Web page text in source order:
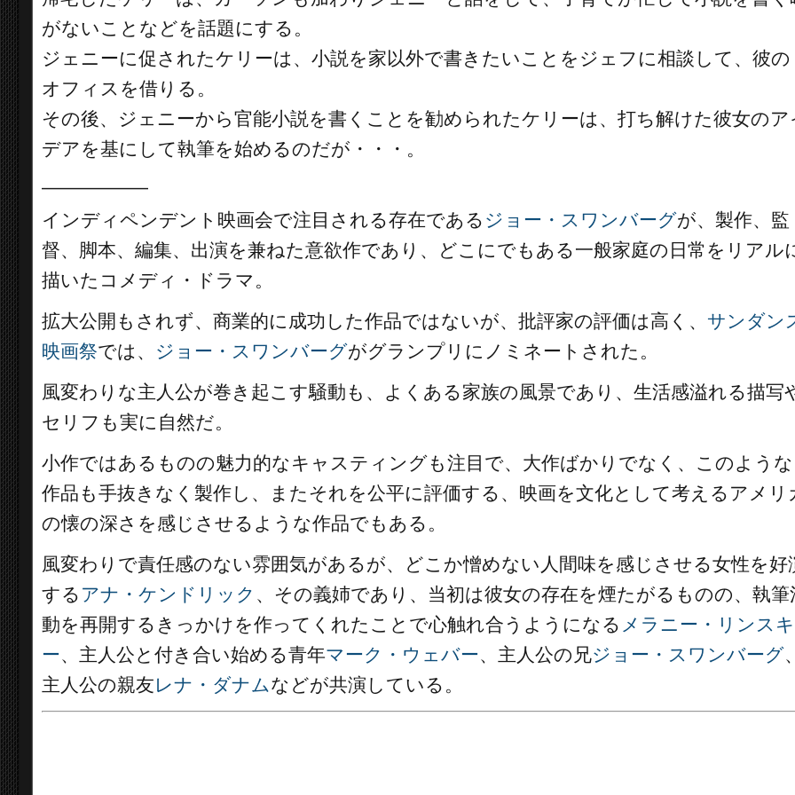
がないことなどを話題にする。
ジェニーに促されたケリーは、小説を家以外で書きたいことをジェフに相談して、彼の
オフィスを借りる。
その後、ジェニーから官能小説を書くことを勧められたケリーは、打ち解けた彼女のア
デアを基にして執筆を始めるのだが・・・。
インディペンデント映画会で注目される存在である ジョー・スワンバーグが、製作、監
督、脚本、編集、出演を兼ねた意欲作であり、どこにでもある一般家庭の日常をリアル
描いたコメディ・ドラマ。
拡大公開もされず、商業的に成功した作品ではないが、批評家の評価は高く、 サンダン
映画祭では、 ジョー・スワンバーグがグランプリにノミネートされた。
風変わりな主人公が巻き起こす騒動も、よくある家族の風景であり、生活感溢れる描写
セリフも実に自然だ。
小作ではあるものの魅力的なキャスティングも注目で、大作ばかりでなく、このような
作品も手抜きなく製作し、またそれを公平に評価する、映画を文化として考えるアメリ
の懐の深さを感じさせるような作品でもある。
風変わりで責任感のない雰囲気があるが、どこか憎めない人間味を感じさせる女性を好
する アナ・ケンドリック 、その義姉であり、当初は彼女の存在を煙たがるものの、執筆
動を再開するきっかけを作ってくれたことで心触れ合うようになる メラニー・リンスキ
ー、主人公と付き合い始める青年マーク・ウェバー、主人公の兄ジョー・スワンバーグ、
主人公の親友レナ・ダナムなどが共演している。